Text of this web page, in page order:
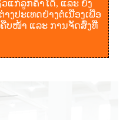
ແກ່ລູກຄ້າໄດ້, ແລະ ຍັງ
ງປະເທດຢ່າງຕໍ່ເນື່ອງເພື່ອ
ບໜ້າ ແລະ ການຈັດສົ່ງທີ່